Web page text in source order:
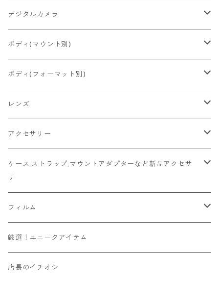
2026/06/24
2026/06/23
2026/06/21
2026/06/12
2026/06/11
2026/06/10
CONTAX
Konica
Ricoh
Mamiya
京セラ
FUJIFILM
Leica
その他舶来
その他国産
RICOH
Minolta
Konica
Leica
Rollei
OLYMPUS
YASHICA
CONTAX
京セラ
Zeiss Ikon
舶来その他
国産その他
FUJIFILM
Bronica
CONTAX
HASSELBLAD
Rollei
PLAUBEL
Voigtlander
ZEISSIKON
ZENZA BRONICA
デジタルカメラ
一眼レフ
ミラーレス一眼
コンパクト
ボディ(マウント別)
Fマウント
FDマウント
SR/MDマウント
OMマウント
Kマウント
M42マウント
Y/Cマウント
ボディ(フォーマット別)
ハーフサイズ
フルサイズ
6x4.5
6x6
6x7
6x9
レンズ
Fマウント
FDマウント
SR/MDマウント
OMマウント
Kマウント
アクセサリー
キャップ
フード
マウントアダプター
ビューファインダー/交換ファインダー
ケース,ストラップ,マウントアダプターなど新品アクセサ
リ
マウントアダプター
ソニーEマウントボディ用
富士フィルムXマウントボディ用
ハンドメイド
フィルム
135フィルム
カラー
120フィルム
厳選！ユニークアイテム
店長のイチオシ